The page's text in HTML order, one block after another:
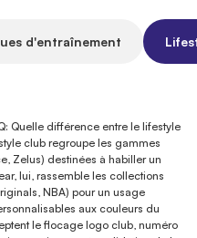
d'entraînement
Quelle différence entre le lifestyle
club regroupe les gammes
Zelus) destinées à habiller un
lui, rassemble les collections
NBA) pour un usage
aux couleurs du
le flocage logo club, numéro